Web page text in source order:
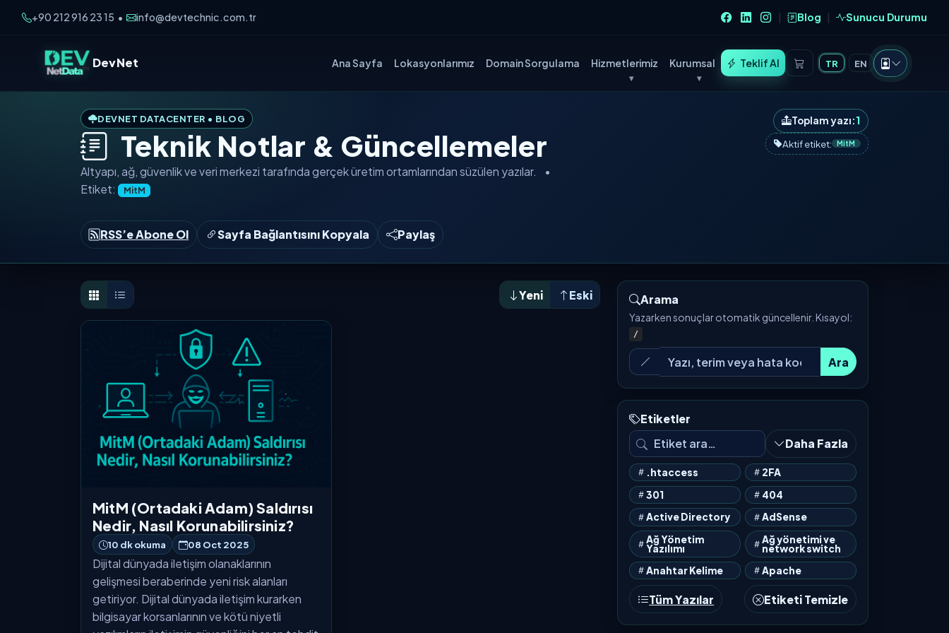
+90 212 916 23 15 • info@devtechnic.com.tr Blog Sunucu Durumu
DevNet Ana Sayfa Lokasyonlarımız Domain Sorgulama Hizmetlerimiz Kurumsal Teklif Al TR EN
DEVNET DATACENTER • BLOG
Teknik Notlar & Güncellemeler
Altyapı, ağ, güvenlik ve veri merkezi tarafında gerçek üretim ortamlarından süzülen yazılar.
•
Etiket:
MitM
Toplam yazı:1
Aktif etiket: MitM
RSS’e Abone Ol Sayfa Bağlantısını Kopyala Paylaş
Yeni Eski
MitM (Ortadaki Adam) Saldırısı
Nedir, Nasıl Korunabilirsiniz?
10 dk okuma 08 Oct 2025
Dijital dünyada iletişim olanaklarının
gelişmesi beraberinde yeni risk alanları
getiriyor. Dijital dünyada iletişim kurarken
bilgisayar korsanlarının ve kötü niyetli
Arama
Yazarken sonuçlar otomatik güncellenir. Kısayol:
/
Ara
Etiketler
Daha Fazla
.htaccess
2FA
301
404
Active Directory
AdSense
Ağ Yönetim
Yazılımı
Ağ yönetimi ve
network switch
Anahtar Kelime
Apache
Tüm Yazılar Etiketi Temizle